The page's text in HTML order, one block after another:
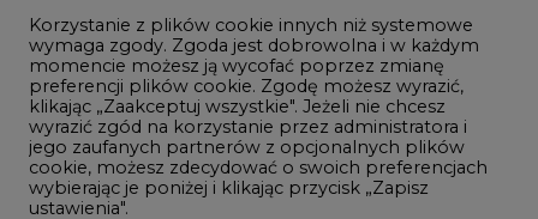
Innowacje i AI
Telekomunikacja i IT
Handel emisjami CO2
Wodór
Górnictwo
Korzystanie z plików cookie innych niż systemowe
wymaga zgody. Zgoda jest dobrowolna i w każdym
momencie możesz ją wycofać poprzez zmianę
preferencji plików cookie. Zgodę możesz wyrazić,
klikając „Zaakceptuj wszystkie". Jeżeli nie chcesz
wyrazić zgód na korzystanie przez administratora i
jego zaufanych partnerów z opcjonalnych plików
cookie, możesz zdecydować o swoich preferencjach
wybierając je poniżej i klikając przycisk „Zapisz
ustawienia".